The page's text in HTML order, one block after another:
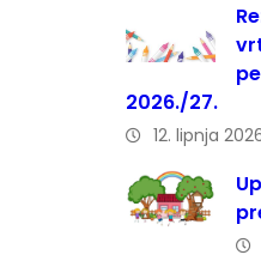
2026./27.
12. lipnja